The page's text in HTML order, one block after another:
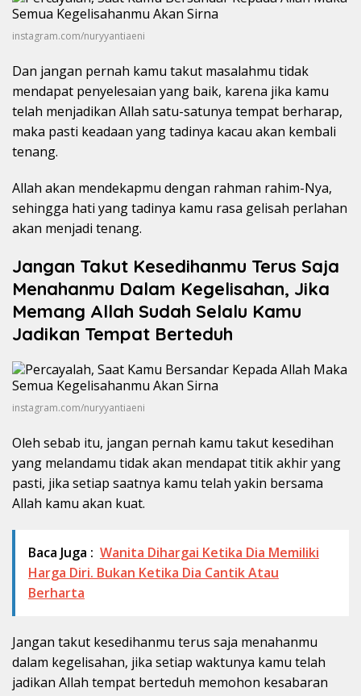
instagram.com/nuryyantiaeni
Dan jangan pernah kamu takut masalahmu tidak
mendapat penyelesaian yang baik, karena jika kamu
telah menjadikan Allah satu-satunya tempat berharap,
maka pasti keadaan yang tadinya kacau akan kembali
tenang.
Allah akan mendekapmu dengan rahman rahim-Nya,
sehingga hati yang tadinya kamu rasa gelisah perlahan
akan menjadi tenang.
Jangan Takut Kesedihanmu Terus Saja
Menahanmu Dalam Kegelisahan, Jika
Memang Allah Sudah Selalu Kamu
Jadikan Tempat Berteduh
instagram.com/nuryyantiaeni
Oleh sebab itu, jangan pernah kamu takut kesedihan
yang melandamu tidak akan mendapat titik akhir yang
pasti, jika setiap saatnya kamu telah yakin bersama
Allah kamu akan kuat.
Baca Juga : Wanita Dihargai Ketika Dia Memiliki
Harga Diri. Bukan Ketika Dia Cantik Atau
Berharta
Jangan takut kesedihanmu terus saja menahanmu
dalam kegelisahan, jika setiap waktunya kamu telah
jadikan Allah tempat berteduh memohon kesabaran